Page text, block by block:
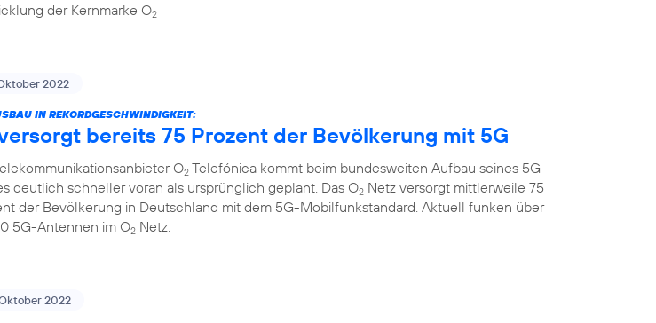
der Kernmarke O2
2022
IN REKORDGESCHWINDIGKEIT:
bereits 75 Prozent der Bevölkerung mit 5G
O2 Telefónica kommt beim bundesweiten Aufbau seines 5G-
deutlich schneller voran als ursprünglich geplant. Das O2 Netz versorgt mittlerweile 75
der Bevölkerung in Deutschland mit dem 5G-Mobilfunkstandard. Aktuell funken über
5G-Antennen im O2 Netz.
2022